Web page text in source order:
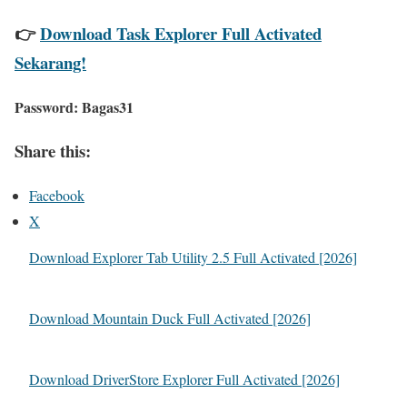
👉Download Task Explorer Full Activated
Sekarang!
Password: Bagas31
Share this:
Facebook
X
Download Explorer Tab Utility 2.5 Full Activated [2026]
Download Mountain Duck Full Activated [2026]
Download DriverStore Explorer Full Activated [2026]